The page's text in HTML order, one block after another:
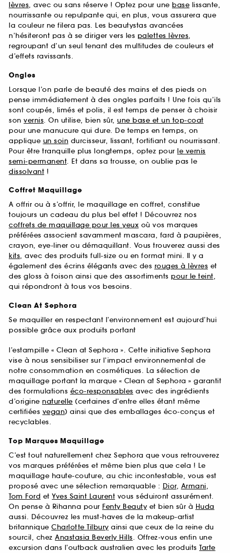
lèvres, avec ou sans réserve ! Optez pour une base lissante,
nourrissante ou repulpante qui, en plus, vous assurera que
la couleur ne filera pas. Les beautystas avancées
n’hésiteront pas à se diriger vers les palettes lèvres,
regroupant d’un seul tenant des multitudes de couleurs et
d’effets ravissants.
Ongles
Lorsque l’on parle de beauté des mains et des pieds on
pense immédiatement à des ongles parfaits ! Une fois qu’ils
sont coupés, limés et polis, il est temps de penser à choisir
son vernis. On utilise, bien sûr, une base et un top-coat
pour une manucure qui dure. De temps en temps, on
applique un soin durcisseur, lissant, fortifiant ou nourrissant.
Pour être tranquille plus longtemps, optez pour le vernis
semi-permanent. Et dans sa trousse, on oublie pas le
dissolvant !
Coffret Maquillage
A offrir ou à s’offrir, le maquillage en coffret, constitue
toujours un cadeau du plus bel effet ! Découvrez nos
coffrets de maquillage pour les yeux où vos marques
préférées associent savamment mascara, fard à paupières,
crayon, eye-liner ou démaquillant. Vous trouverez aussi des
kits, avec des produits full-size ou en format mini. Il y a
également des écrins élégants avec des rouges à lèvres et
des gloss à foison ainsi que des assortiments pour le teint,
qui répondront à tous vos besoins.
Clean At Sephora
Se maquiller en respectant l’environnement est aujourd’hui
possible grâce aux produits portant
l’estampille « Clean at Sephora ». Cette initiative Sephora
vise à nous sensibiliser sur l’impact environnemental de
notre consommation en cosmétiques. La sélection de
maquillage portant la marque « Clean at Sephora » garantit
des formulations éco-responsables avec des ingrédients
d’origine naturelle (certaines d’entre elles étant même
certifiées vegan) ainsi que des emballages éco-conçus et
recyclables.
Top Marques Maquillage
C’est tout naturellement chez Sephora que vous retrouverez
vos marques préférées et même bien plus que cela ! Le
maquillage haute-couture, au chic incontestable, vous est
proposé avec une sélection remarquable : Dior, Armani,
Tom Ford et Yves Saint Laurent vous séduiront assurément.
On pense à Rihanna pour Fenty Beautyet bien sûr à Huda
aussi. Découvrez les must-haves de la makeup-artist
britannique Charlotte Tilburyainsi que ceux de la reine du
sourcil, chez Anastasia Beverly Hills. Offrez-vous enfin une
excursion dans l’outback australien avec les produits Tarte